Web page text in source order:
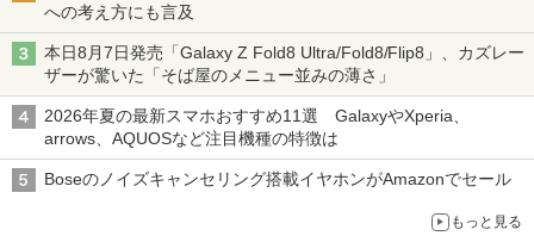
への考え方にも言及
本日8月7日発売「Galaxy Z Fold8 Ultra/Fold8/Flip8」、カズレー
ザーが驚いた「そば屋のメニュー並みの薄さ」
2026年夏の最新スマホおすすめ11選 GalaxyやXperia、
arrows、AQUOSなど注目機種の特徴は
Boseのノイズキャンセリング搭載イヤホンがAmazonでセール
もっと見る